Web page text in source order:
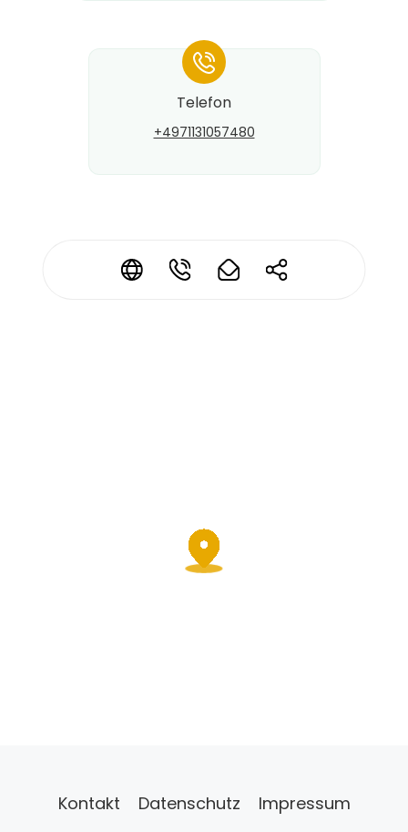
* * * *
*
Telefon
+4971131057480
Kontakt Datenschutz Impressum